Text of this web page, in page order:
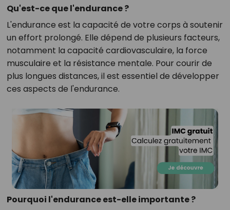
Qu'est-ce que l'endurance ?
L'endurance est la capacité de votre corps à soutenir
un effort prolongé. Elle dépend de plusieurs facteurs,
notamment la capacité cardiovasculaire, la force
musculaire et la résistance mentale. Pour courir de
plus longues distances, il est essentiel de développer
ces aspects de l'endurance.
Pourquoi l'endurance est-elle importante ?